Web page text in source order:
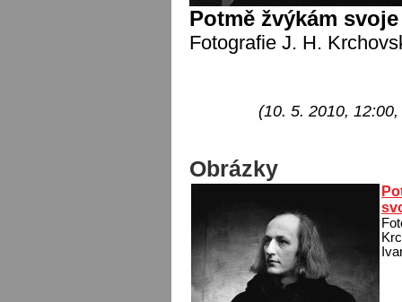
Potmě žvýkám
Fotografie J. H.
(10. 5. 2010,
Obrázky